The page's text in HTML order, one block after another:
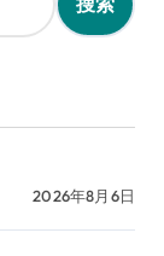
2026年8月6日